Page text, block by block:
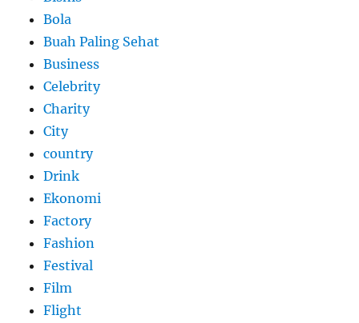
Bola
Buah Paling Sehat
Business
Celebrity
Charity
City
country
Drink
Ekonomi
Factory
Fashion
Festival
Film
Flight